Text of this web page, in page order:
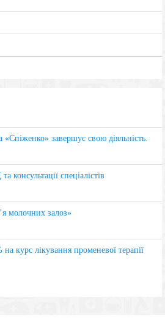
завершує свою діяльність.
спеціалістів
молочних залоз»
курс лікування променевої терапії